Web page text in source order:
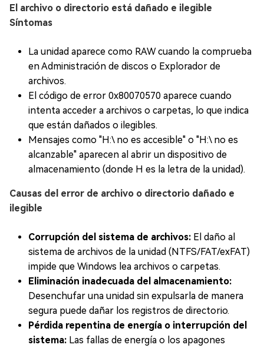
El archivo o directorio está dañado e ilegible
Síntomas
La unidad aparece como RAW cuando la comprueba
en Administración de discos o Explorador de
archivos.
El código de error 0x80070570 aparece cuando
intenta acceder a archivos o carpetas, lo que indica
que están dañados o ilegibles.
Mensajes como "H:\ no es accesible" o "H:\ no es
alcanzable" aparecen al abrir un dispositivo de
almacenamiento (donde H es la letra de la unidad).
Causas del error de archivo o directorio dañado e
ilegible
Corrupción del sistema de archivos: El daño al
sistema de archivos de la unidad (NTFS/FAT/exFAT)
impide que Windows lea archivos o carpetas.
Eliminación inadecuada del almacenamiento:
Desenchufar una unidad sin expulsarla de manera
segura puede dañar los registros de directorio.
Pérdida repentina de energía o interrupción del
sistema: Las fallas de energía o los apagones